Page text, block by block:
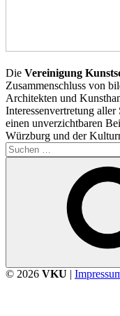
Die Vereinigung
Zusammenschluss von
Architekten und
Interessenvertretung
einen unverzichtbaren
Würzburg und der
Suchen
nach:
© 2026 VKU |